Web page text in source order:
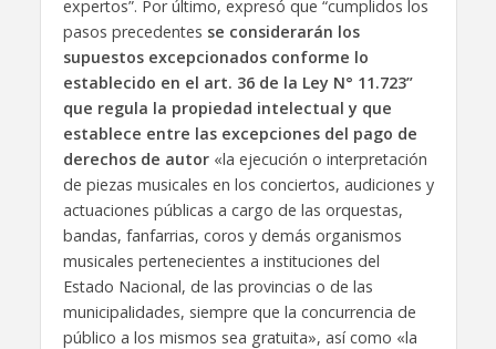
expertos”. Por último, expresó que “cumplidos los
pasos precedentes se considerarán los
supuestos excepcionados conforme lo
establecido en el art. 36 de la Ley N° 11.723”
que regula la propiedad intelectual y que
establece entre las excepciones del pago de
derechos de autor«la ejecución o interpretación
de piezas musicales en los conciertos, audiciones y
actuaciones públicas a cargo de las orquestas,
bandas, fanfarrias, coros y demás organismos
musicales pertenecientes a instituciones del
Estado Nacional, de las provincias o de las
municipalidades, siempre que la concurrencia de
público a los mismos sea gratuita», así como «la